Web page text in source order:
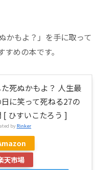
かもよ？」を手に取って
めの本です。
死ぬかもよ？ 人生最
に笑って死ねる27の
[ ひすいこたろう ]
by Rinker
天市場